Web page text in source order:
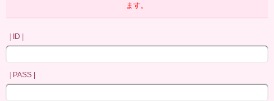
ます。
| ID |
| PASS |